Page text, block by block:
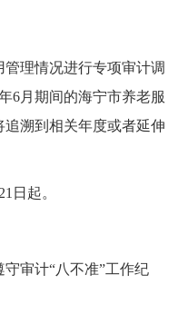
理情况进行专项审计调
6月期间的海宁市养老服
溯到相关年度或者延伸
日起。
审计“八不准”工作纪